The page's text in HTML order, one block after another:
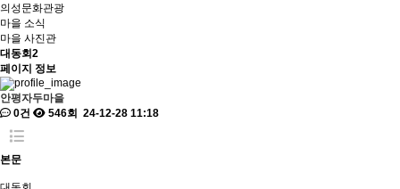
의성문화관광
마을 소식
마을 사진관
대동회2
페이지 정보
안평자두마을
0건
546회 24-12-28 11:18
본문